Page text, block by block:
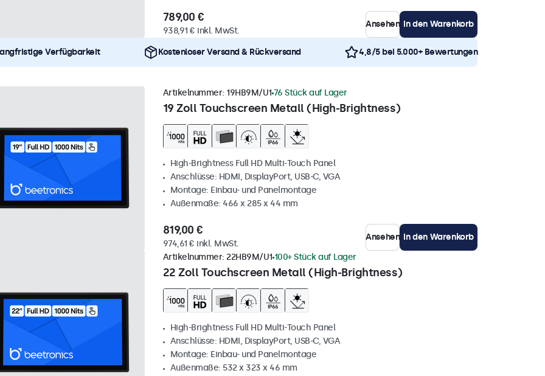
789,00 €
938,91 € inkl. MwSt.
Ansehen In den Warenkorb
Verfügbarkeit Kostenloser Versand & Rückversand 4,8/5 bei 5.000+ Bewertungen
19 Zoll Touchscreen Metall (High-Brightness)
Artikelnummer: 19HB9M/U1 76 Stück auf Lager
High-Brightness Full HD Multi-Touch Panel
Anschlüsse: HDMI, DisplayPort, USB-C, VGA
Montage: Einbau- und Panelmontage
Außenmaße: 466 x 285 x 44 mm
819,00 €
974,61 € inkl. MwSt.
Ansehen In den Warenkorb
22 Zoll Touchscreen Metall (High-Brightness)
Artikelnummer: 22HB9M/U1 100+ Stück auf Lager
High-Brightness Full HD Multi-Touch Panel
Anschlüsse: HDMI, DisplayPort, USB-C, VGA
Montage: Einbau- und Panelmontage
Außenmaße: 532 x 323 x 46 mm